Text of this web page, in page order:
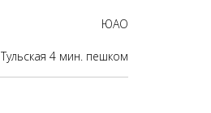
ЮАО
Тульская 4 мин. пешком